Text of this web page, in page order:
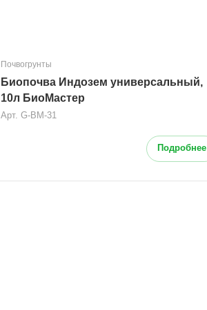
Почвогрунты
Биопочва Индозем универсальный,
10л БиоМастер
Арт. G-BM-31
Подробнее